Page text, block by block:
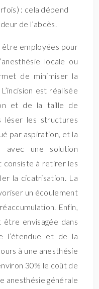
: cela dépend
de l’abcès.
être employées pour
locale ou
de minimiser la
est réalisée
et de la taille de
léser les structures
par aspiration, et la
avec une solution
consiste à retirer les
la cicatrisation. La
un écoulement
Enfin,
envisagée dans
l’étendue et de la
à une anesthésie
30% le coût de
anesthésie générale